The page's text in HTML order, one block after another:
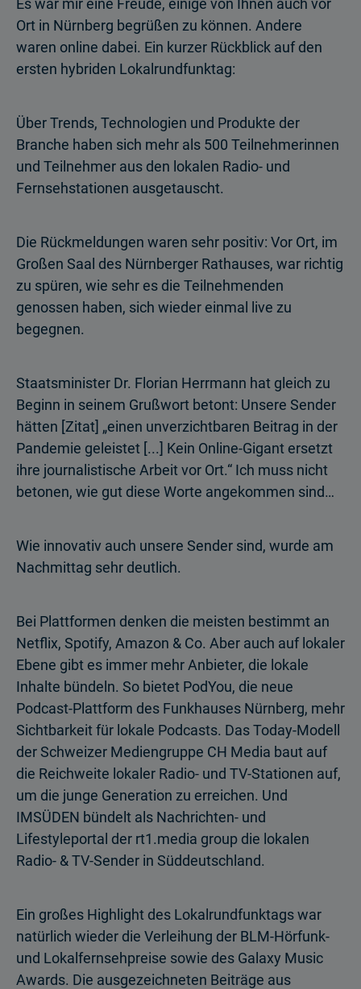
Es war mir eine Freude, einige von Ihnen auch vor
Ort in Nürnberg begrüßen zu können. Andere
waren online dabei. Ein kurzer Rückblick auf den
ersten hybriden Lokalrund­funktag:
Über Trends, Technologien und Produkte der
Branche haben sich mehr als 500 Teil­nehmerinnen
und Teilnehmer aus den lokalen Radio- und
Fernsehstationen ausgetauscht.
Die Rückmeldungen waren sehr positiv: Vor Ort, im
Großen Saal des Nürnberger Rathauses, war richtig
zu spüren, wie sehr es die Teilnehmenden
genossen haben, sich wieder einmal live zu
begegnen.
Staatsminister Dr. Florian Herrmann hat gleich zu
Beginn in seinem Grußwort betont: Unsere Sender
hätten [Zitat] „einen unver­zichtbaren Beitrag in der
Pandemie geleistet [...] Kein Online-Gigant ersetzt
ihre journalistische Arbeit vor Ort.“ Ich muss nicht
betonen, wie gut diese Worte angekommen sind…
Wie innovativ auch unsere Sender sind, wurde am
Nachmittag sehr deutlich.
Bei Plattformen denken die meisten bestimmt an
Netflix, Spotify, Amazon & Co. Aber auch auf lokaler
Ebene gibt es immer mehr Anbieter, die lokale
Inhalte bündeln. So bietet PodYou, die neue
Podcast-Plattform des Funkhauses Nürnberg, mehr
Sichtbarkeit für lokale Podcasts. Das Today-Modell
der Schweizer Mediengruppe CH Media baut auf
die Reichweite lokaler Radio- und TV-Stationen auf,
um die junge Generation zu erreichen. Und
IMSÜDEN bündelt als Nachrichten- und
Lifestyleportal der rt1.media group die lokalen
Radio- & TV-Sender in Süddeutschland.
Ein großes Highlight des Lokalrundfunktags war
natürlich wieder die Verleihung der BLM-Hörfunk-
und Lokalfernsehpreise sowie des Galaxy Music
Awards. Die ausgezeichneten Beiträge aus